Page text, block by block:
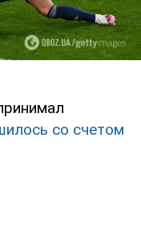
со счетом